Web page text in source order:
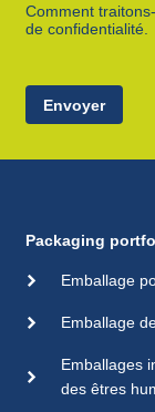
Comment
de confidentialité.
Envoyer
Packaging
Emballage
Emballage
Emballages
des êtres